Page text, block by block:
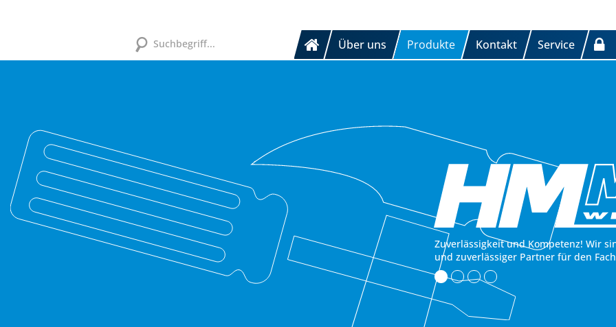
Über uns Produkte Kontakt Service
Zuverlässigkeit und Kompetenz! Wir
und zuverlässiger Partner für den